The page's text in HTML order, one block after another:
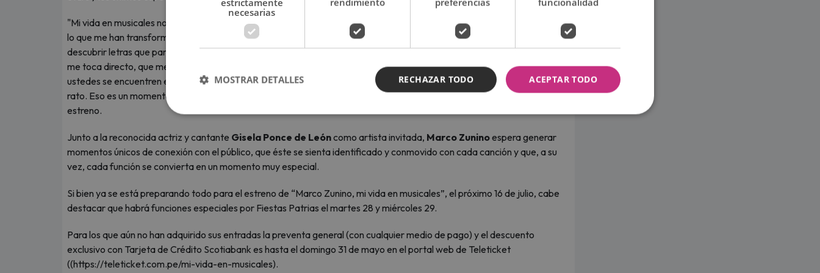
"Mi vida en musicales no va sobre mi vida personal en los musicales, sino sobre lo que los musicales han hecho por mi vida,
lo que me han transformado como persona. Quiero compartir con ustedes esas sensaciones mágicas: el asombro de
descubrir letras que parecen escritas para mí, canciones que ponen en palabras lo que nunca supe expresar, música que
me toca directo, que me divierte o me impacta sin necesidad de palabras. Esta es una jornada en la que quiero que
ustedes se encuentren en esas canciones, que sientan complicidad, vergüenza, alegría o simplemente pasen un buen
rato. Eso es un momento de lo que viví, con los musicales, en mi vida", refiere Zunino muy entusiasmado por el pronto
estreno.
Junto a la reconocida actriz y cantante Gisela Ponce de Leóncomo artista invitada, Marco Zuninoespera generar
momentos únicos de conexión con el público, que éste se sienta identificado y conmovido con cada canción y que, a su
vez, cada función se convierta en un momento muy especial.
Si bien ya se está preparando todo para el estreno de “Marco Zunino, mi vida en musicales”, el próximo 16 de julio, cabe
destacar que habrá funciones especiales por Fiestas Patrias el martes 28 y miércoles 29.
Para los que aún no han adquirido sus entradas la preventa general (con cualquier medio de pago) y el descuento
exclusivo con Tarjeta de Crédito Scotiabank es hasta el domingo 31 de mayo en el portal web de Teleticket
((https://teleticket.com.pe/mi-vida-en-musicales).
necesarias
ACEPTAR TODO
RECHAZAR TODO
MOSTRAR DETALLES